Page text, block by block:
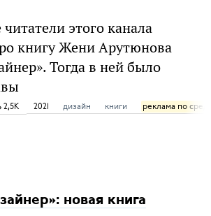
этого канала
книгу Жени Арутюнова
Тогда в ней было
2,5K 2021 дизайн книги реклама по
новая книга